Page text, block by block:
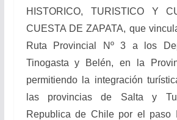
HISTORICO, TURISTICO Y
CUESTA DE ZAPATA, que
Ruta Provincial Nº 3 a los
Tinogasta y Belén, en la
permitiendo la integración
las provincias de Salta y
Republica de Chile por el paso